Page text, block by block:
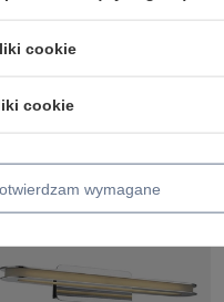
Ilość produktów
cookie
cookie
wymagane